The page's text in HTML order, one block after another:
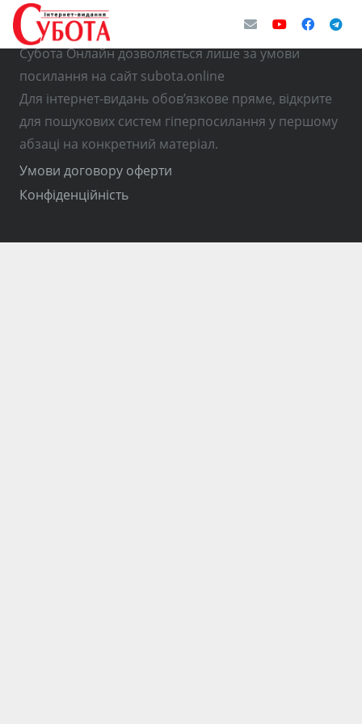
© Використання матеріалів з інтернет-видання
Субота Онлайн дозволяється лише за умови
посилання на сайт subota.online
Для інтернет-видань обов’язкове пряме, відкрите
для пошукових систем гіперпосилання у першому
абзаці на конкретний матеріал.
Умови договору оферти
Конфіденційність